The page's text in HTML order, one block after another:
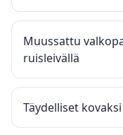
Muussattu
ruisleivällä
Täydelliset